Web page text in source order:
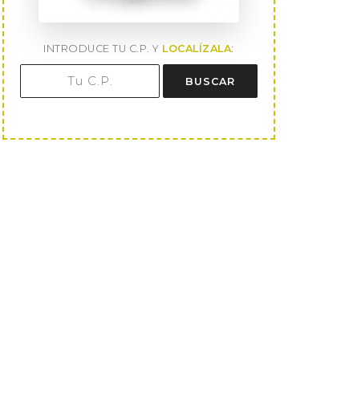
INTRODUCE TU C.P. Y LOCALÍZALA:
BUSCAR